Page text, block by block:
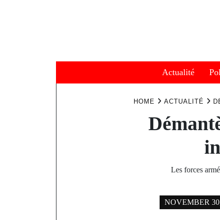
Actualité
HOME ACTUALITÉ
Les forces
NOVEMBER